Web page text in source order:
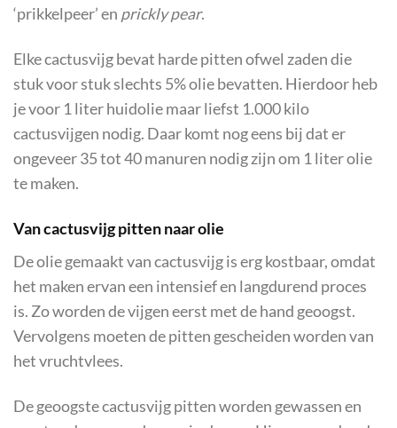
‘prikkelpeer’ en prickly pear.
Elke cactusvijg bevat harde pitten ofwel zaden die
stuk voor stuk slechts 5% olie bevatten. Hierdoor heb
je voor 1 liter huidolie maar liefst 1.000 kilo
cactusvijgen nodig. Daar komt nog eens bij dat er
ongeveer 35 tot 40 manuren nodig zijn om 1 liter olie
te maken.
Van cactusvijg pitten naar olie
De olie gemaakt van cactusvijg is erg kostbaar, omdat
het maken ervan een intensief en langdurend proces
is. Zo worden de vijgen eerst met de hand geoogst.
Vervolgens moeten de pitten gescheiden worden van
het vruchtvlees.
De geoogste cactusvijg pitten worden gewassen en